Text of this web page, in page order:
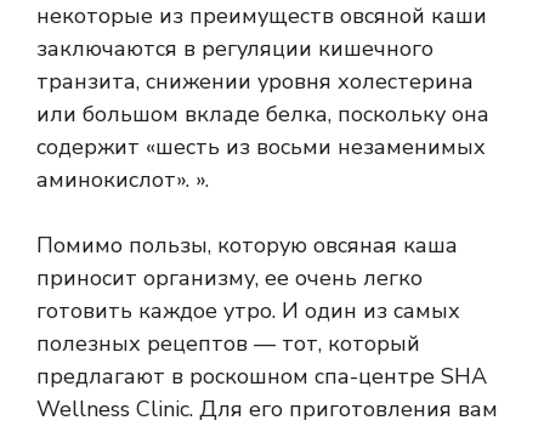
некоторые из преимуществ овсяной каши
заключаются в регуляции кишечного
транзита, снижении уровня холестерина
или большом вкладе белка, поскольку она
содержит «шесть из восьми незаменимых
аминокислот». ».
Помимо пользы, которую овсяная каша
приносит организму, ее очень легко
готовить каждое утро. И один из самых
полезных рецептов — тот, который
предлагают в роскошном спа-центре SHA
Wellness Clinic. Для его приготовления вам